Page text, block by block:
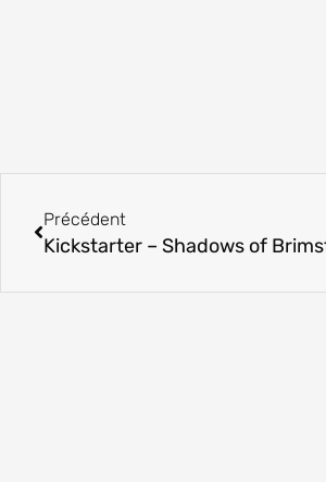
Précédent
Kickstarter – Shadows of